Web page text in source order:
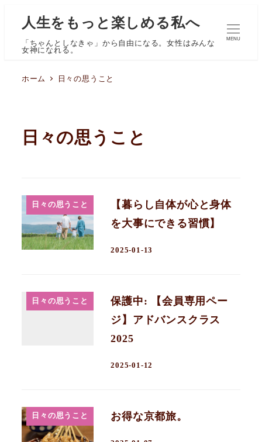
人生をもっと楽しめる私へ
「ちゃんとしなきゃ」から自由になる。女性はみんな
女神になれる。
MENU
ホーム 日々の思うこと
日々の思うこと
日々の思うこと
【暮らし自体が心と身体
を大事にできる習慣】
2025-01-13
日々の思うこと
保護中: 【会員専用ペー
ジ】アドバンスクラス
2025
2025-01-12
日々の思うこと お得な京都旅。